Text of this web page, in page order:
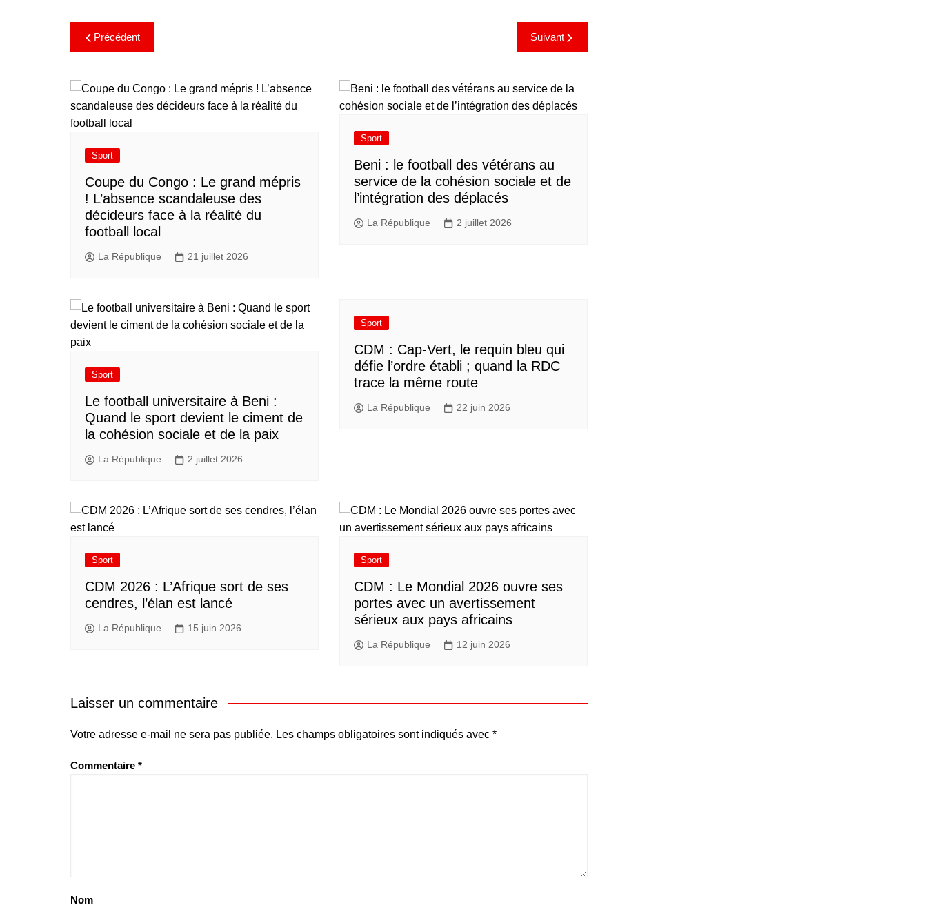
Précédent Suivant
Sport
​Coupe du Congo : Le grand mépris
! L’absence scandaleuse des
décideurs face à la réalité du
football local
La République 21 juillet 2026
Sport
Beni : le football des vétérans au
service de la cohésion sociale et de
l’intégration des déplacés​
La République 2 juillet 2026
Sport
Le football universitaire à Beni :
Quand le sport devient le ciment de
la cohésion sociale et de la paix
La République 2 juillet 2026
Sport
CDM : Cap-Vert, le requin bleu qui
défie l’ordre établi ; quand la RDC
trace la même route
La République 22 juin 2026
Sport
CDM 2026 : L’Afrique sort de ses
cendres, l’élan est lancé
La République 15 juin 2026
Sport
CDM : Le Mondial 2026 ouvre ses
portes avec un avertissement
sérieux aux pays africains
La République 12 juin 2026
Laisser un commentaire
Votre adresse e-mail ne sera pas publiée. Les champs obligatoires sont indiqués avec *
Commentaire *
Nom